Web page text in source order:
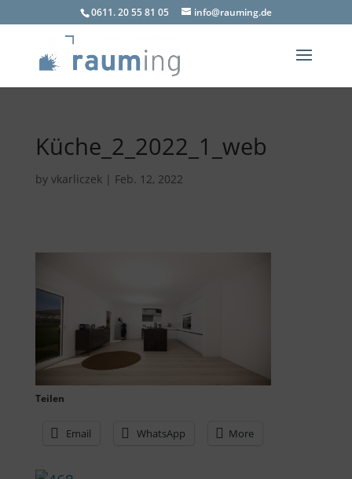
0611. 20 55 81 05 info@rauming.de
Küche_2_2022_1_web
by vkarliczek| Feb. 12, 2022
Teilen
Email WhatsApp More